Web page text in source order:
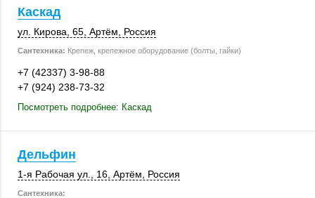
Каскад
ул. Кирова, 65 Артём Россия
Сантехника: Крепеж, крепежное оборудование (болты, гайки)
+7 (42337) 3-98-88
+7 (924) 238-73-32
Посмотреть подробнее: Каскад
Дельфин
1-я Рабочая ул., 16 Артём Россия
Сантехника: